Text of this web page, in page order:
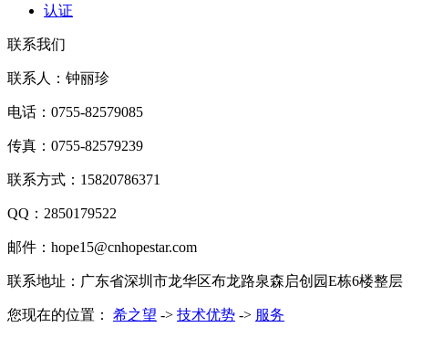
认证
联系我们
联系人：钟丽珍
电话：0755-82579085
传真：0755-82579239
联系方式：15820786371
QQ：2850179522
邮件：hope15@cnhopestar.com
联系地址：广东省深圳市龙华区布龙路泉森启创园E栋6楼整层
您现在的位置： 希之望 -> 技术优势 -> 服务